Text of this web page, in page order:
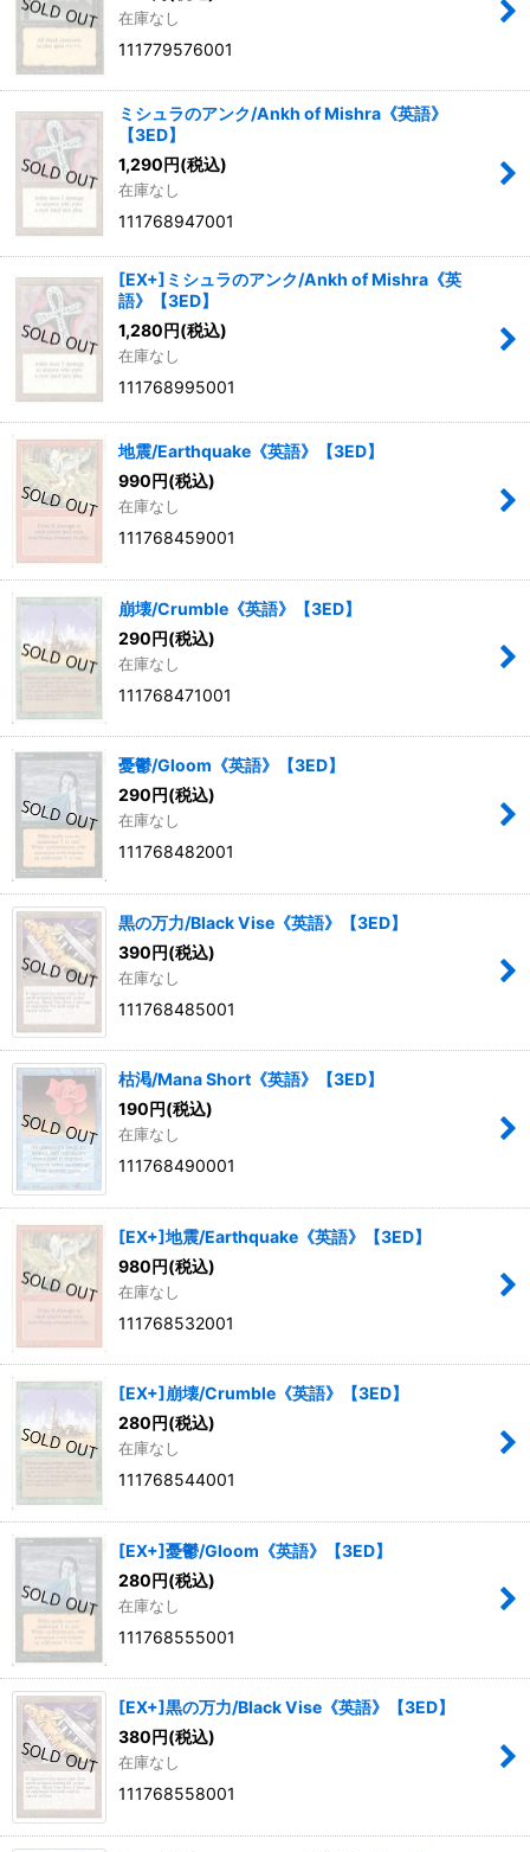
在庫なし
111779576001
ミシュラのアンク/Ankh of Mishra《英語》
【3ED】
1,290円(税込)
在庫なし
111768947001
[EX+]ミシュラのアンク/Ankh of Mishra《英
語》【3ED】
1,280円(税込)
在庫なし
111768995001
地震/Earthquake《英語》【3ED】
990円(税込)
在庫なし
111768459001
崩壊/Crumble《英語》【3ED】
290円(税込)
在庫なし
111768471001
憂鬱/Gloom《英語》【3ED】
290円(税込)
在庫なし
111768482001
黒の万力/Black Vise《英語》【3ED】
390円(税込)
在庫なし
111768485001
枯渇/Mana Short《英語》【3ED】
190円(税込)
在庫なし
111768490001
[EX+]地震/Earthquake《英語》【3ED】
980円(税込)
在庫なし
111768532001
[EX+]崩壊/Crumble《英語》【3ED】
280円(税込)
在庫なし
111768544001
[EX+]憂鬱/Gloom《英語》【3ED】
280円(税込)
在庫なし
111768555001
[EX+]黒の万力/Black Vise《英語》【3ED】
380円(税込)
在庫なし
111768558001